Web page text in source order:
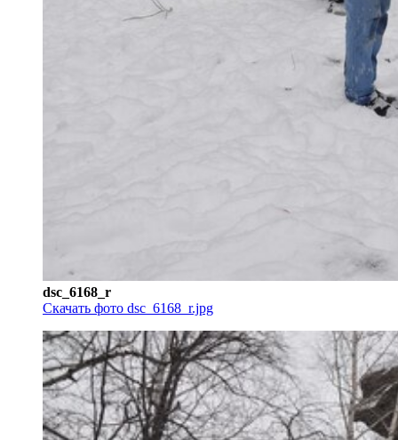
dsc_6168_r
Скачать фото dsc_6168_r.jpg